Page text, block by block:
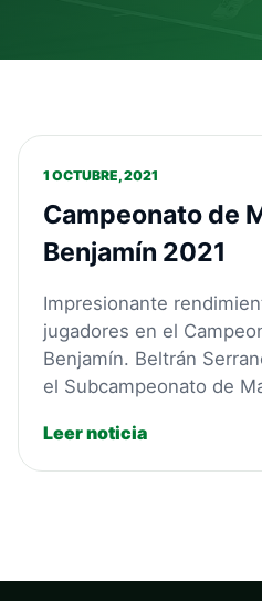
1 OCTUBRE, 2021
Campeonato de
Benjamín 2021
Impresionante
jugadores en el
Benjamín. Beltrán
el Subcampeonato de
Leer noticia